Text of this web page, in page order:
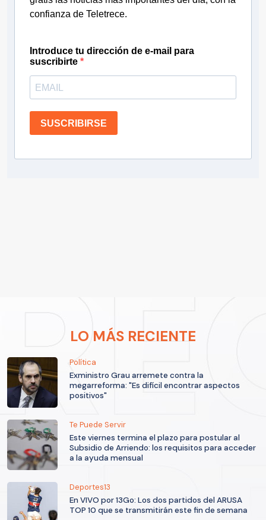
confianza de Teletrece.
Introduce tu dirección de e-mail para
suscribirte
SUSCRIBIRSE
LO MÁS RECIENTE
Política
Exministro Grau arremete contra la
megarreforma: "Es difícil encontrar aspectos
positivos"
Te Puede Servir
Este viernes termina el plazo para postular al
Subsidio de Arriendo: los requisitos para acceder
a la ayuda mensual
Deportes13
En VIVO por 13Go: Los dos partidos del ARUSA
TOP 10 que se transmitirán este fin de semana